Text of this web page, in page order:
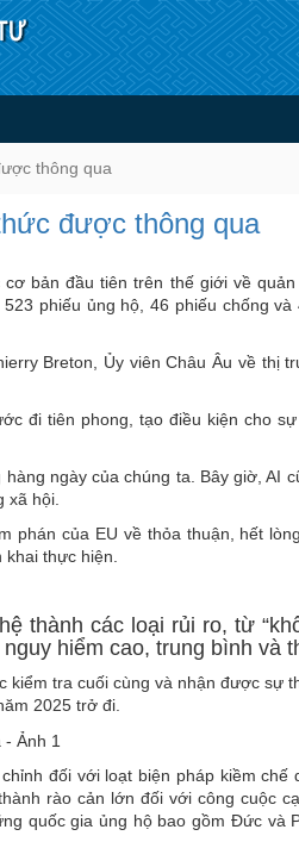
chính thức
thông qua
được thông qua
bản đầu tiên trên thế giới về
phiếu ủng hộ, 46 phiếu chống và
Breton, Ủy viên Châu Âu về thị
đi tiên phong, tạo điều kiện cho sự
ngày của chúng ta. Bây giờ, AI
xã hội.
phán của EU về thỏa thuận, hết
thực hiện.
thành các loại rủi ro, từ
hiểm cao, trung bình và
tra cuối cùng và nhận được sự
2025 trở đi.
đối với loạt biện pháp kiềm chế
rào cản lớn đối với công cuộc
quốc gia ủng hộ bao gồm Đức và